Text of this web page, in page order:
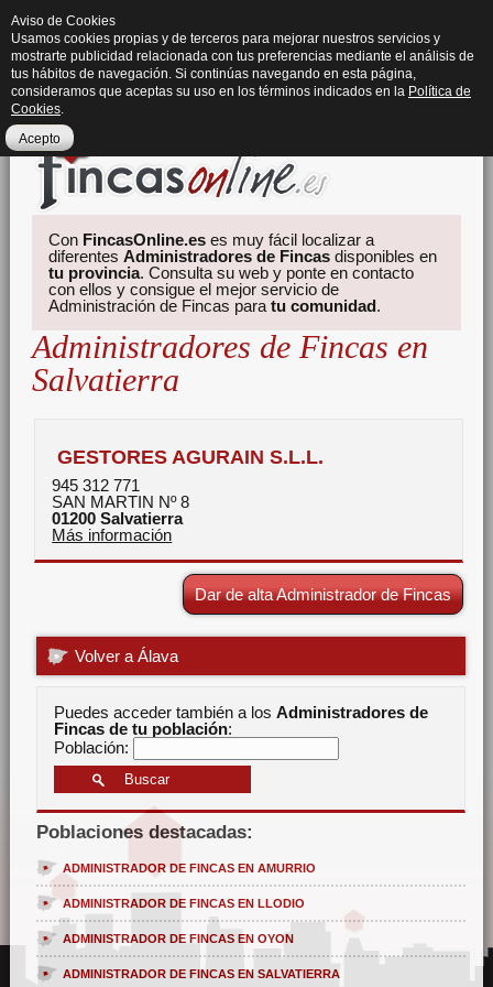
Con FincasOnline.es es muy fácil localizar a
diferentesAdministradores de Fincas disponibles en
tu provincia. Consulta su web y ponte en contacto
con ellos y consigue el mejor servicio de
Administración de Fincas paratu comunidad.
Administradores de Fincas en
Salvatierra
GESTORES AGURAIN S.L.L.
945 312 771
SAN MARTIN Nº 8
01200 Salvatierra
Más información
Dar de alta Administrador de Fincas
Volver a Álava
Puedes acceder también a losAdministradores de
Fincas de tu población:
Población:
Poblaciones destacadas:
ADMINISTRADOR DE FINCAS EN AMURRIO
ADMINISTRADOR DE FINCAS EN LLODIO
ADMINISTRADOR DE FINCAS EN OYON
ADMINISTRADOR DE FINCAS EN SALVATIERRA
Aviso de Cookies
Usamos cookies propias y de terceros para mejorar nuestros servicios y
mostrarte publicidad relacionada con tus preferencias mediante el análisis de
tus hábitos de navegación. Si continúas navegando en esta página,
consideramos que aceptas su uso en los términos indicados en la Política de
Cookies.
Acepto